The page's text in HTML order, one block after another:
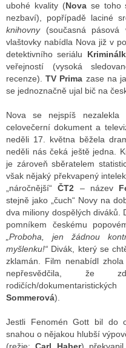
VYSÍLAČE
INTERNET
RÁDIA
STRÁNKY TV
TISK
STÁT BLOGEREM
BLOGERA
ubohé kvality (Nova se toho
nezbaví), popřípadě laciné
knihovny(současná pásová
vlaštovky nabídla Nova již v
detektivního seriálu
veřejností (vysoká
recenze).TV Prima zase na
se jednoznačně ujal bič na
Nova se nejspíš
celovečerní dokument a
neděli 17. května běžela
neděli nás čeká ještě jedna.
je zároveň sběratelem
však nějaký překvapený
„náročnější“ČT2 – název
stejně jako „čuch“ Novy na
dva miliony dospělých diváků.
pomníkem českému
„Proboha, jen žádnou
myšlenku!“ Divák, který se
zklamán. Film nenabídl
nepřesvědčila, že
rodičích/
Sommerová).
Jestli Fenomén Gott bil do
snahou o nějakou hlubší